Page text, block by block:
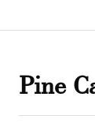
Pine